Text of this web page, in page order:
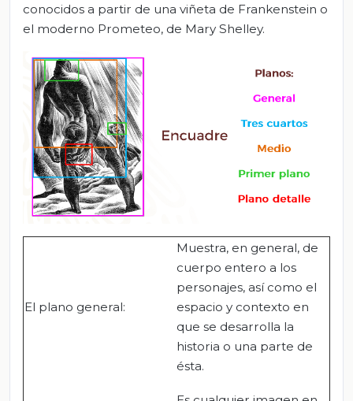
conocidos a partir de una viñeta de Frankenstein o
el moderno Prometeo, de Mary Shelley.
El plano general:
Muestra, en general, de
cuerpo entero a los
personajes, así como el
espacio y contexto en
que se desarrolla la
historia o una parte de
ésta.